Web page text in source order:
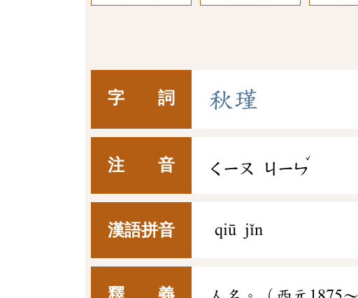
字 詞 秋瑾
注 音 ㄑㄧㄡ ㄐㄧㄣ
ˇ
漢語拼音 qiū jǐn